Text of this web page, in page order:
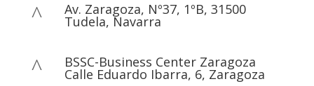
^ Av. Zaragoza, Nº37, 1ºB, 31500
Tudela, Navarra
^ BSSC-Business Center Zaragoza
Calle Eduardo Ibarra, 6, Zaragoza